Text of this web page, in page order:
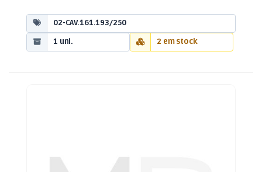
02-CAV.161.193/250
1 uni.
2 em stock